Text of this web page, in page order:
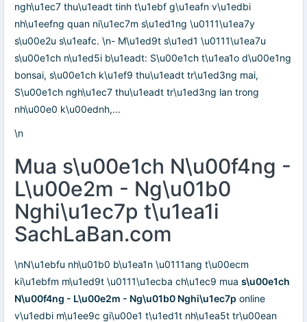
ngh\u1ec7 thu\u1eadt tinh t\u1ebf g\u1eafn v\u1edbi
nh\u1eefng quan ni\u1ec7m s\u1ed1ng \u0111\u1ea7y
s\u00e2u s\u1eafc. \n- M\u1ed9t s\u1ed1 \u0111\u1ea7u
s\u00e1ch n\u1ed5i b\u1eadt: S\u00e1ch t\u1ea1o d\u00e1ng
bonsai, s\u00e1ch k\u1ef9 thu\u1eadt tr\u1ed3ng mai,
S\u00e1ch ngh\u1ec7 thu\u1eadt tr\u1ed3ng lan trong
nh\u00e0 k\u00ednh,...
\n
Mua s\u00e1ch N\u00f4ng -
L\u00e2m - Ng\u01b0
Nghi\u1ec7p t\u1ea1i
SachLaBan.com
\nN\u1ebfu nh\u01b0 b\u1ea1n \u0111ang t\u00ecm
ki\u1ebfm m\u1ed9t \u0111\u1ecba ch\u1ec9 mua s\u00e1ch
N\u00f4ng - L\u00e2m - Ng\u01b0 Nghi\u1ec7p online
v\u1edbi m\u1ee9c gi\u00e1 t\u1ed1t nh\u1ea5t tr\u00ean